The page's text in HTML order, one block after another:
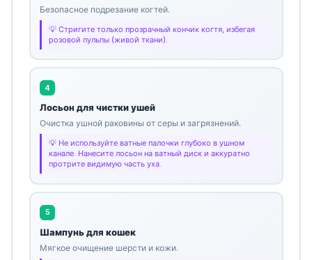
Безопасное подрезание когтей.
Стригите только прозрачный кончик когтя, избегая
розовой пульпы (живой ткани).
4
Лосьон для чистки ушей
Очистка ушной раковины от серы и загрязнений.
Не используйте ватные палочки глубоко в ушном
канале. Нанесите лосьон на ватный диск и аккуратно
протрите видимую часть уха.
5
Шампунь для кошек
Мягкое очищение шерсти и кожи.